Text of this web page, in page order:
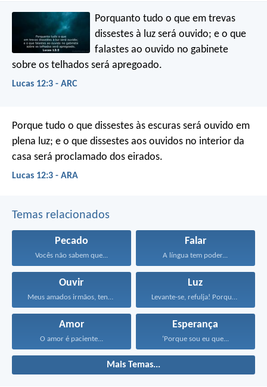
Porquanto tudo o que em trevas
dissestes à luz será ouvido; e o que
falastes ao ouvido no gabinete
sobre os telhados será apregoado.
Lucas 12:3 - ARC
Porque tudo o que dissestes às escuras será ouvido em
plena luz; e o que dissestes aos ouvidos no interior da
casa será proclamado dos eirados.
Lucas 12:3 - ARA
Temas relacionados
Pecado
Vocês não sabem que...
Falar
A língua tem poder...
Ouvir
Meus amados irmãos, tenham...
Luz
Levante-se, refulja! Porque chegou...
Amor
O amor é paciente...
Esperança
‘Porque sou eu que...
Mais Temas...